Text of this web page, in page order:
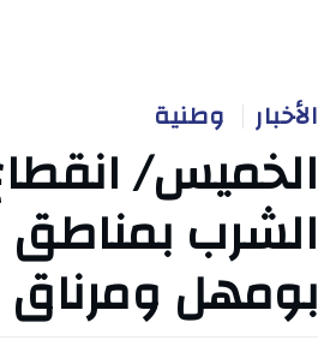
الأخبار وطنية
الخميس/
الشرب
بومهل ومرناق